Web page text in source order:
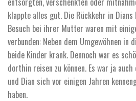
klappte alles gut. Die Rückkehr in
Besuch bei ihrer Mutter waren mit
verbunden: Neben dem Umgewöhnen in
beide Kinder krank. Dennoch war es
dorthin reisen zu können. Es war ja
und Dian sich vor einigen Jahren
haben.